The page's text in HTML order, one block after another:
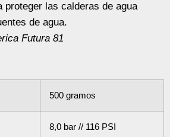
proteger las calderas de agua
de agua.
Futura 81
500 gramos
8,0 bar // 116 PSI